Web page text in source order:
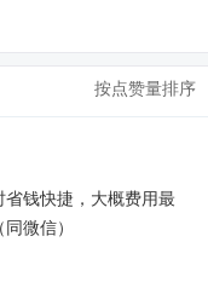
按点赞量排序
钱快捷，大概费用最
微信）